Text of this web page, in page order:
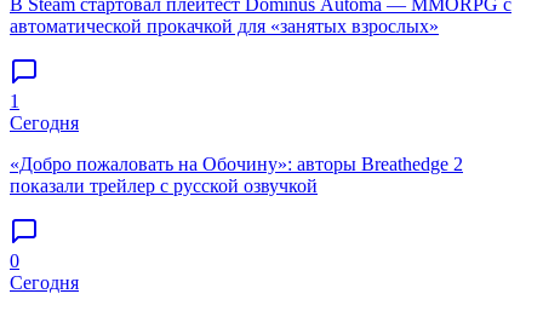
автоматической прокачкой для «занятых взрослых»
1
Сегодня
«Добро пожаловать на Обочину»: авторы Breathedge 2
показали трейлер с русской озвучкой
0
Сегодня